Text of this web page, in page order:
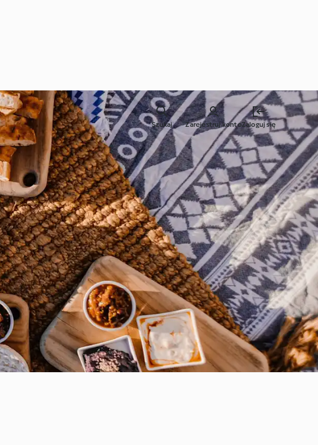
Zarejestruj kontoZaloguj się
Szukaj